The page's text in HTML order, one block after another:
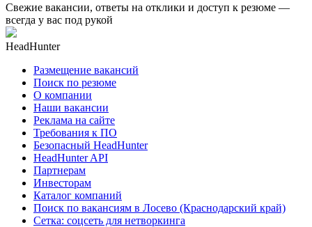
Свежие вакансии, ответы на отклики и доступ к резюме —
всегда у вас под рукой
HeadHunter
Размещение вакансий
Поиск по резюме
О компании
Наши вакансии
Реклама на сайте
Требования к ПО
Безопасный HeadHunter
HeadHunter API
Партнерам
Инвесторам
Каталог компаний
Поиск по вакансиям в Лосево (Краснодарский край)
Сетка: соцсеть для нетворкинга